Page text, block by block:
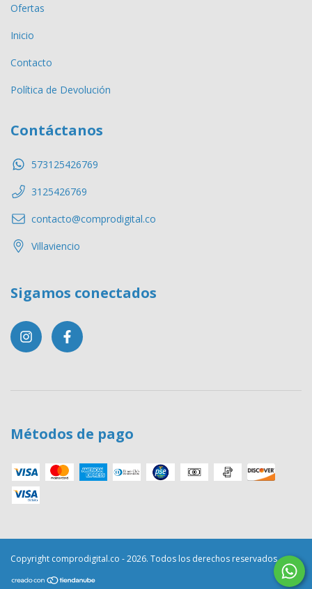
Ofertas
Inicio
Contacto
Política de Devolución
Contáctanos
573125426769
3125426769
contacto@comprodigital.co
Villaviencio
Sigamos conectados
Métodos de pago
Copyright comprodigital.co - 2026. Todos los derechos reservados.